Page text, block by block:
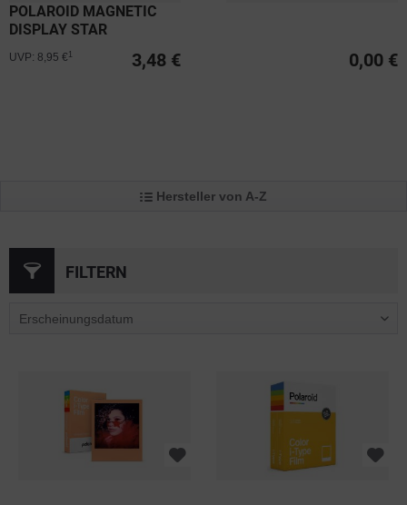
POLAROID MAGNETIC
DISPLAY STAR
3,48 €
UVP: 8,95 € 0,00 €
Hersteller von A-Z
FILTERN